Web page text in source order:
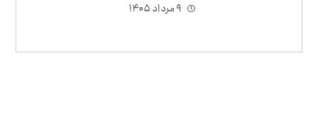
۹ مرداد ۱۴۰۵